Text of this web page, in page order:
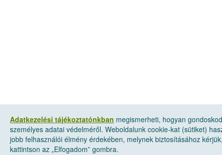
Adatkezelési tájékoztatónkban megismerheti, hogyan
személyes adatai védelméről. Weboldalunk cookie-kat (sütiket)
jobb felhasználói élmény érdekében, melynek biztosításához
kattintson az „Elfogadom” gombra.